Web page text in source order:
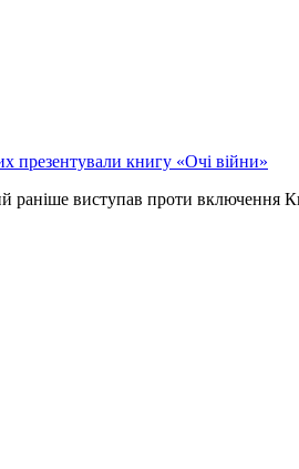
презентували книгу «Очі війни»
раніше виступав проти включення